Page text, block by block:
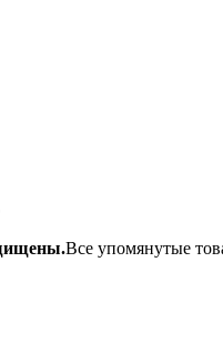
Все упомянутые